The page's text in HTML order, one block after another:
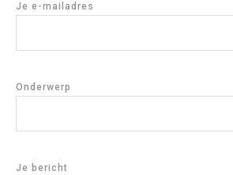
Je e-mailadres
Onderwerp
Je bericht